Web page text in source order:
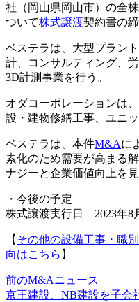
社（岡山県岡山市）の全
ついて株式譲渡契約書の
ベステラは、大型プラン
計、コンサルティング、
3D計測事業を行う。
オダコーポレーションは
設・建物修繕工事、ユニ
ベステラは、本件M&Aに
素化のため需要が高まる
ナジーと企業価値向上を見
・今後の予定
株式譲渡実行日 2023年8
【 その他の設備工事・職
向はこちら 】
前のM&Aニュース
京王建設、NB建設を子会